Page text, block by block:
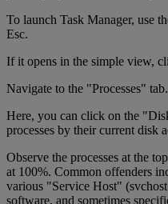
To launch Task Manager, use
Esc.
If it opens in the simple view,
Navigate to the "Processes" tab.
Here, you can click on the
processes by their current disk
Observe the processes at the
at 100%. Common offenders
various "Service Host"
software, and sometimes